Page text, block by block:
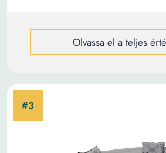
Olvassa el a teljes